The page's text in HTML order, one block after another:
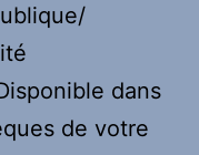
dans
de votre